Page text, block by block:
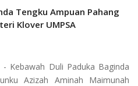
Tengku Ampuan Pahang
Klover UMPSA
Kebawah Duli Paduka Baginda
Azizah Aminah Maimunah